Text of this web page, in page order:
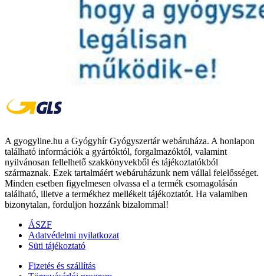
A gyogyline.hu a Gyógyhír Gyógyszertár webáruháza. A honlapon
található információk a gyártóktól, forgalmazóktól, valamint
nyilvánosan fellelhető szakkönyvekből és tájékoztatókból
származnak. Ezek tartalmáért webáruházunk nem vállal felelősséget.
Minden esetben figyelmesen olvassa el a termék csomagolásán
található, illetve a termékhez mellékelt tájékoztatót. Ha valamiben
bizonytalan, forduljon hozzánk bizalommal!
ÁSZF
Adatvédelmi nyilatkozat
Süti tájékoztató
Fizetés és szállítás